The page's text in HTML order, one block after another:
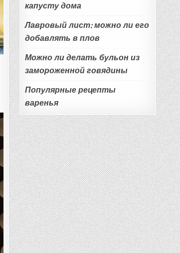
капусту дома
Лавровый лист: можно ли его
добавлять в плов
Можно ли делать бульон из
замороженной говядины
Популярные рецепты
варенья